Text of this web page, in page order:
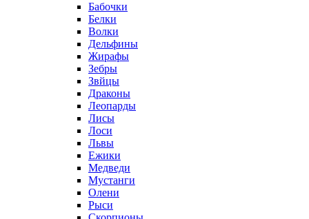
Бабочки
Белки
Волки
Дельфины
Жирафы
Зебры
Звйцы
Драконы
Леопарды
Лисы
Лоси
Львы
Ежики
Медведи
Мустанги
Олени
Рыси